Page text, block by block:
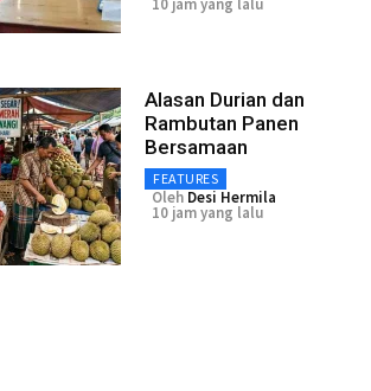
10 jam yang lalu
Alasan Durian dan
Rambutan Panen
Bersamaan
FEATURES
Oleh Desi Hermila
10 jam yang lalu